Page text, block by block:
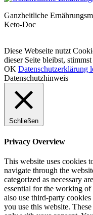
Ganzheitliche
Keto-Doc
Diese Webseite nutzt
dieser Seite bleibst,
OK Datenschutzerklärung
Datenschutzhinweis
Schließen
Privacy Overview
This website uses cookies
navigate through the
categorized as necessary
essential for the working
also use third-party
you use this website.